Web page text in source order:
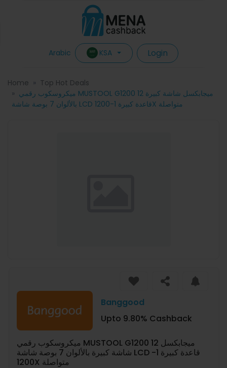
Arabic KSA Login
Home
Top Hot Deals
ميكروسكوب رقمي MUSTOOL G1200 12 ميجابكسل شاشة كبيرة
بالألوان 7 بوصة شاشة LCD قاعدة كبيرة 1-1200X متواصلة
Banggood
Upto 9.80% Cashback
ميكروسكوب رقمي MUSTOOL G1200 12 ميجابكسل
شاشة كبيرة بالألوان 7 بوصة شاشة LCD قاعدة كبيرة 1-
1200X متواصلة